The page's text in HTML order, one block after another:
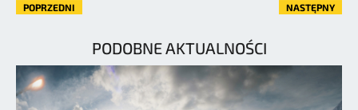
POPRZEDNI NASTĘPNY
PODOBNE AKTUALNOŚCI